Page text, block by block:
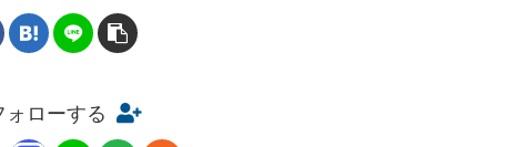
ォローする